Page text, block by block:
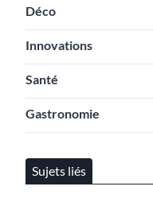
Déco
Innovations
Santé
Gastronomie
Sujets liés